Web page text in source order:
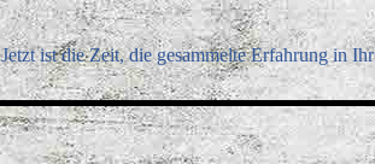
Jetzt ist die Zeit, die gesammelte Erfahrung in